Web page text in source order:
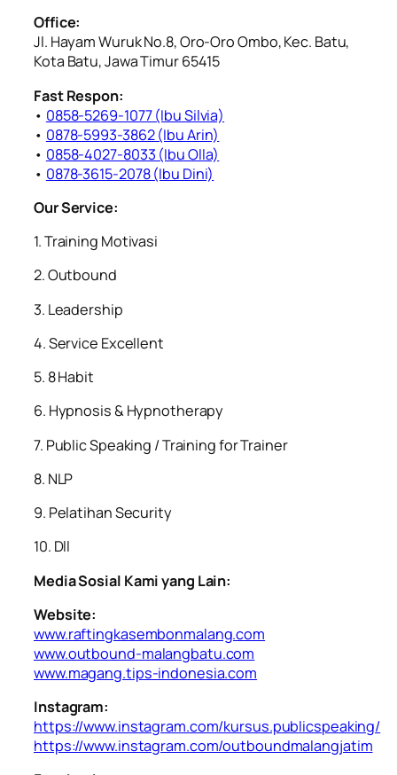
Office:
Jl. Hayam Wuruk No.8, Oro-Oro Ombo, Kec. Batu,
Kota Batu, Jawa Timur 65415
Fast Respon:
• 0858-5269-1077 (Ibu Silvia)
• 0878-5993-3862 (Ibu Arin)
• 0858-4027-8033 (Ibu Olla)
• 0878-3615-2078 (Ibu Dini)
Our Service:
1. Training Motivasi
2. ⁠Outbound
3. ⁠Leadership
4. ⁠Service Excellent
5. ⁠8 Habit
6. ⁠Hypnosis & Hypnotherapy
7. ⁠Public Speaking / Training for Trainer
8. ⁠NLP
9. ⁠Pelatihan Security
10. ⁠Dll
Media Sosial Kami yang Lain:
Website:
www.raftingkasembonmalang.com
www.outbound-malangbatu.com
www.magang.tips-indonesia.com
Instagram:
https://www.instagram.com/kursus.publicspeaking/
https://www.instagram.com/outboundmalangjatim